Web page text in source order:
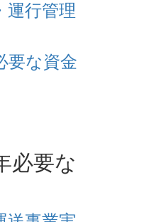
運行管理
要な資金
必要な